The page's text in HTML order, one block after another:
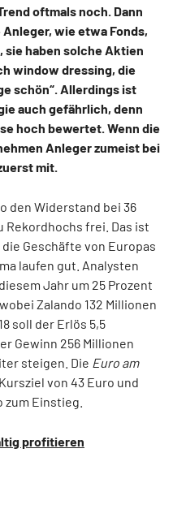
oftmals noch. Dann
wie etwa Fonds,
sie haben solche Aktien
window dressing, die
schön“. Allerdings ist
auch gefährlich, denn
hoch bewertet. Wenn die
Anleger zumeist bei
mit.
den Widerstand bei 36
Rekordhochs frei. Das ist
Geschäfte von Europas
laufen gut. Analysten
Jahr um 25 Prozent
Zalando 132 Millionen
soll der Erlös 5,5
Gewinn 256 Millionen
steigen. Die Euro am
von 43 Euro und
Einstieg.
profitieren